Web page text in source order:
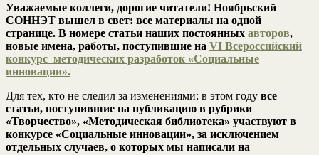
Уважаемые коллеги, дорогие читатели! Ноябрьский
СОННЭТ вышел в свет: все материалы на одной
странице. В номере статьи наших постоянных авторов,
новые имена, работы, поступившие на VI Всероссийский
конкурс методических разработок «Социальные
инновации».
Для тех, кто не следил за изменениями: в этом году все
статьи, поступившие на публикацию в рубрики
«Творчество», «Методическая библиотека» участвуют в
конкурсе «Социальные инновации», за исключением
отдельных случаев, о которых мы написали на